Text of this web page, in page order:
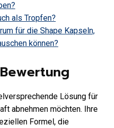
als Tropfen?
für die Shape Kapseln,
können?
Lösung für
abnehmen möchten. Ihre
Formel, die